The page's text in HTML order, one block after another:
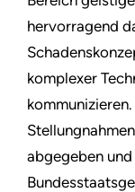
hervorragend
komplexer
abgegeben